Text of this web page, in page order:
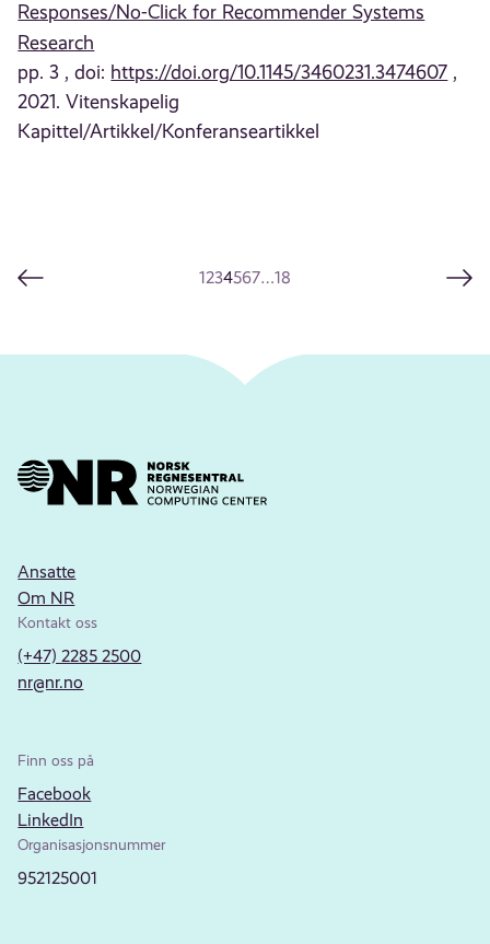
Responses/No-Click for Recommender Systems
Research
pp. 3 , doi: https://doi.org/10.1145/3460231.3474607 ,
2021. Vitenskapelig
Kapittel/Artikkel/Konferanseartikkel
1234567…18
Ansatte
Om NR
Kontakt oss
(+47) 2285 2500
nr@nr.no
Finn oss på
Facebook
LinkedIn
Organisasjonsnummer
952125001